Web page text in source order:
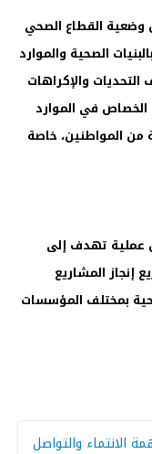
القطاع الصحي
الصحية والموارد
والإكراهات
الخصاص في الموارد
من المواطنين، خاصة
عملية تهدف إلى
إنجاز المشاريع
بمختلف المؤسسات
الانتماء والتواصل